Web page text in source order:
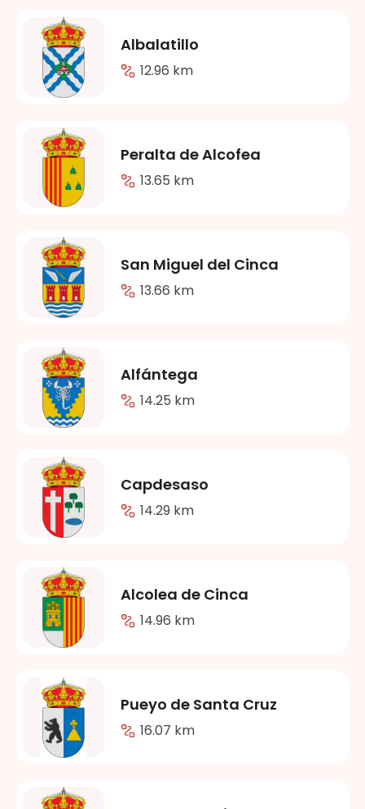
Albalatillo
12.96 km
Peralta de Alcofea
13.65 km
San Miguel del Cinca
13.66 km
Alfántega
14.25 km
Capdesaso
14.29 km
Alcolea de Cinca
14.96 km
Pueyo de Santa Cruz
16.07 km